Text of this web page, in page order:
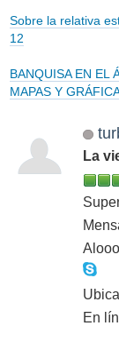
Sobre la relativa
12
BANQUISA EN EL
MAPAS Y
La
En